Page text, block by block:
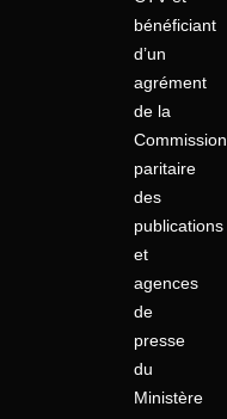
bénéficiant
d’un
agrément
de la
Commission
paritaire
des
publications
et
agences
de
presse
du
Ministère